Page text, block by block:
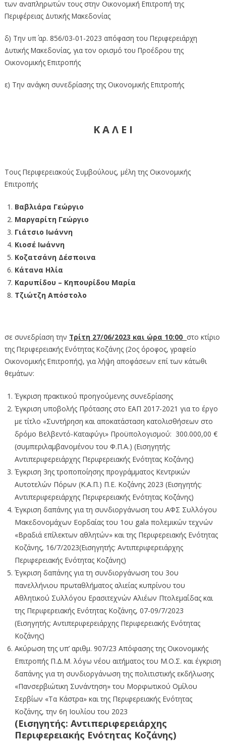
των αναπληρωτών τους στην Οικονομική Επιτροπή της
Περιφέρειας Δυτικής Μακεδονίας
δ) Την υπ΄ αρ. 856/03-01-2023 απόφαση του Περιφερειάρχη
Δυτικής Μακεδονίας, για τον ορισμό του Προέδρου της
Οικονομικής Επιτροπής
ε) Την ανάγκη συνεδρίασης της Οικονομικής Επιτροπής
Κ Α Λ Ε Ι
Τους Περιφερειακούς Συμβούλους, μέλη της Οικονομικής
Επιτροπής
Βαβλιάρα Γεώργιο
Μαργαρίτη Γεώργιο
Γιάτσιο Ιωάννη
Κιοσέ Ιωάννη
Κοζατσάνη Δέσποινα
Κάτανα Ηλία
Καρυπίδου – Κηπουρίδου Μαρία
Τζιώτζη Απόστολο
σε συνεδρίαση την Τρίτη 27/06/2023 και ώρα 10:00 στο κτίριο
της Περιφερειακής Ενότητας Κοζάνης (2ος όροφος, γραφείο
Οικονομικής Επιτροπής), για λήψη αποφάσεων επί των κάτωθι
θεμάτων:
Έγκριση πρακτικού προηγούμενης συνεδρίασης
Έγκριση υποβολής Πρότασης στο ΕΑΠ 2017-2021 για το έργο
με τίτλο «Συντήρηση και αποκατάσταση κατολισθήσεων στο
δρόμο Βελβεντό-Καταφύγι» Προϋπολογισμού: 300.000,00 €
(συμπεριλαμβανομένου του Φ.Π.Α.) (Εισηγητής:
Αντιπεριφερειάρχης Περιφερειακής Ενότητας Κοζάνης)
Έγκριση 3ης τροποποίησης προγράμματος Κεντρικών
Αυτοτελών Πόρων (Κ.Α.Π.) Π.Ε. Κοζάνης 2023 (Εισηγητής:
Αντιπεριφερειάρχης Περιφερειακής Ενότητας Κοζάνης)
Έγκριση δαπάνης για τη συνδιοργάνωση του ΑΦΣ Συλλόγου
Μακεδονομάχων Εορδαίας του 1ου gala πολεμικών τεχνών
«Βραδιά επίλεκτων αθλητών» και της Περιφερειακής Ενότητας
Κοζάνης, 16/7/2023(Εισηγητής: Αντιπεριφερειάρχης
Περιφερειακής Ενότητας Κοζάνης)
Έγκριση δαπάνης για τη συνδιοργάνωση του 3ου
πανελλήνιου πρωταθλήματος αλιείας κυπρίνου του
Αθλητικού Συλλόγου Ερασιτεχνών Αλιέων Πτολεμαΐδας και
της Περιφερειακής Ενότητας Κοζάνης, 07-09/7/2023
(Εισηγητής: Αντιπεριφερειάρχης Περιφερειακής Ενότητας
Κοζάνης)
Ακύρωση της υπ’ αριθμ. 907/23 Απόφασης της Οικονομικής
Επιτροπής Π.Δ.Μ. λόγω νέου αιτήματος του Μ.Ο.Σ. και έγκριση
δαπάνης για τη συνδιοργάνωση της πολιτιστικής εκδήλωσης
«Πανσερβιώτικη Συνάντηση» του Μορφωτικού Ομίλου
Σερβίων «Τα Κάστρα» και της Περιφερειακής Ενότητας
Κοζάνης, την 6η Ιουλίου του 2023
(Εισηγητής: Αντιπεριφερειάρχης
Περιφερειακής Ενότητας Κοζάνης)